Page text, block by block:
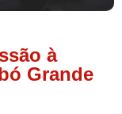
à
Grande